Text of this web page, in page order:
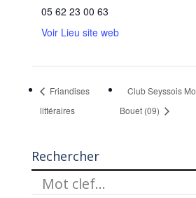
05 62 23 00 63
Voir Lieu site web
Friandises
littéraires
Club Seyssois
Bouet (09)
Rechercher